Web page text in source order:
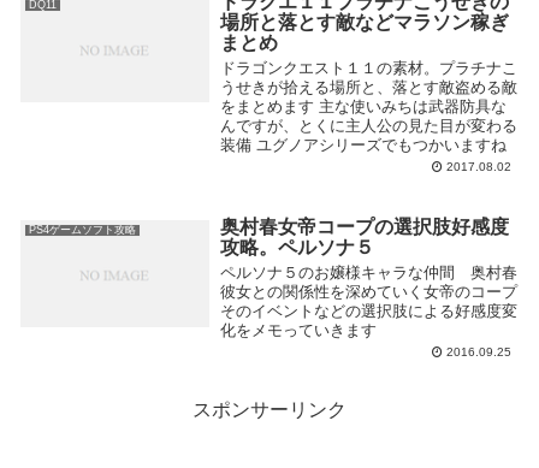
DQ11
場所と落とす敵などマラソン稼ぎ
まとめ
ドラゴンクエスト１１の素材。プラチナこ
うせきが拾える場所と、落とす敵盗める敵
をまとめます 主な使いみちは武器防具な
んですが、とくに主人公の見た目が変わる
装備 ユグノアシリーズでもつかいますね
2017.08.02
PS4ゲームソフト攻略
奥村春女帝コープの選択肢好感度
攻略。ペルソナ５
ペルソナ５のお嬢様キャラな仲間 奥村春
彼女との関係性を深めていく女帝のコープ
そのイベントなどの選択肢による好感度変
化をメモっていきます
2016.09.25
スポンサーリンク